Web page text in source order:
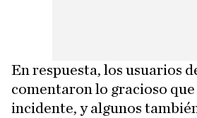
En respuesta, los usuarios
comentaron lo gracioso que
incidente, y algunos